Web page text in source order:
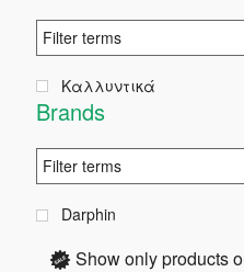
Καλλυντικά
Brands
Darphin
Show only products